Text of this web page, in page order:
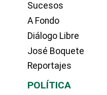
Sucesos
A Fondo
Diálogo Libre
José Boquete
Reportajes
POLÍTICA